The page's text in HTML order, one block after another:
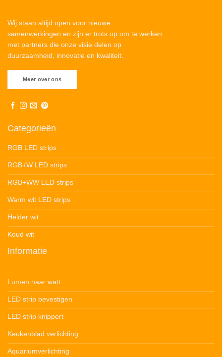
Wij staan altijd open voor nieuwe
samenwerkingen en zijn er trots op om te werken
met partners die onze visie delen op
duurzaamheid, innovatie en kwaliteit.
Meer over ons
Categorieën
RGB LED strips
RGB+W LED strips
RGB+WW LED strips
Warm wit LED strips
Helder wit
Koud wit
Informatie
Lumen naar watt
LED strip bevestigen
LED strip knippert
Keukenblad verlichting
Aquariumverlichting